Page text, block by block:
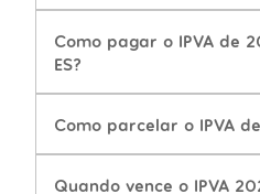
Como pagar o IPVA de
ES?
Como parcelar o IPVA
Quando vence o IPVA